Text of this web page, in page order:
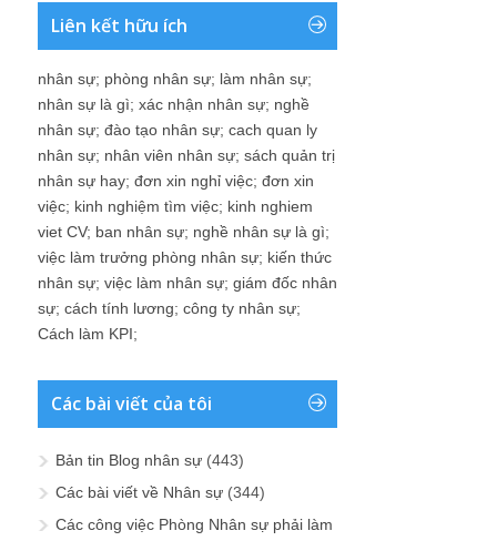
Liên kết hữu ích
nhân sự; phòng nhân sự; làm nhân sự;
nhân sự là gì; xác nhận nhân sự; nghề
nhân sự; đào tạo nhân sự; cach quan ly
nhân sự; nhân viên nhân sự; sách quản trị
nhân sự hay; đơn xin nghỉ việc; đơn xin
việc; kinh nghiệm tìm việc; kinh nghiem
viet CV; ban nhân sự; nghề nhân sự là gì;
việc làm trưởng phòng nhân sự; kiến thức
nhân sự; việc làm nhân sự; giám đốc nhân
sự; cách tính lương; công ty nhân sự;
Cách làm KPI;
Các bài viết của tôi
Bản tin Blog nhân sự (443)
Các bài viết về Nhân sự (344)
Các công việc Phòng Nhân sự phải làm